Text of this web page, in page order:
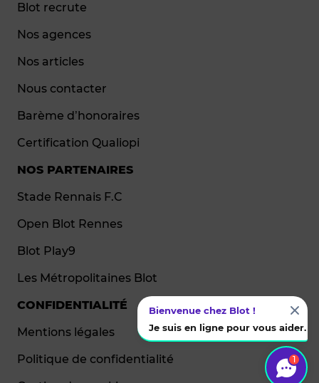
Blot recrute
Nos agences
Nos articles
Nous contacter
Barème d’honoraires
Certification Qualiopi
NOS PARTENAIRES
Stade Rennais F.C
Open Blot Rennes
Blot Play9
Les Métropolitaines Blot
CONFIDENTIALITÉ
Mentions légales
Politique de confidentialité
1
Bienvenue chez Blot !
Je suis en ligne pour vous aider.